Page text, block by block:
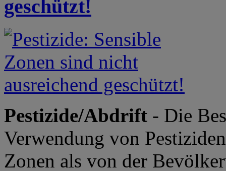
geschützt!
Pestizide/Abdrift - Die
Verwendung von
Zonen als von der